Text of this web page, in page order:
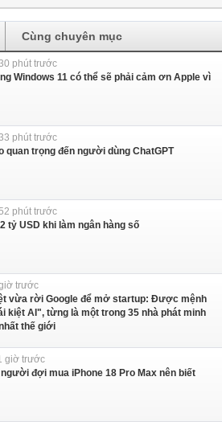
Cùng chuyên mục
phút trước
Windows 11 có thể sẽ phải cảm ơn Apple vì
phút trước
quan trọng đến người dùng ChatGPT
phút trước
tỷ USD khi làm ngân hàng số
trước
vừa rời Google để mở startup: Được mệnh
kiệt AI", từng là một trong 35 nhà phát minh
thế giới
giờ trước
đợi mua iPhone 18 Pro Max nên biết